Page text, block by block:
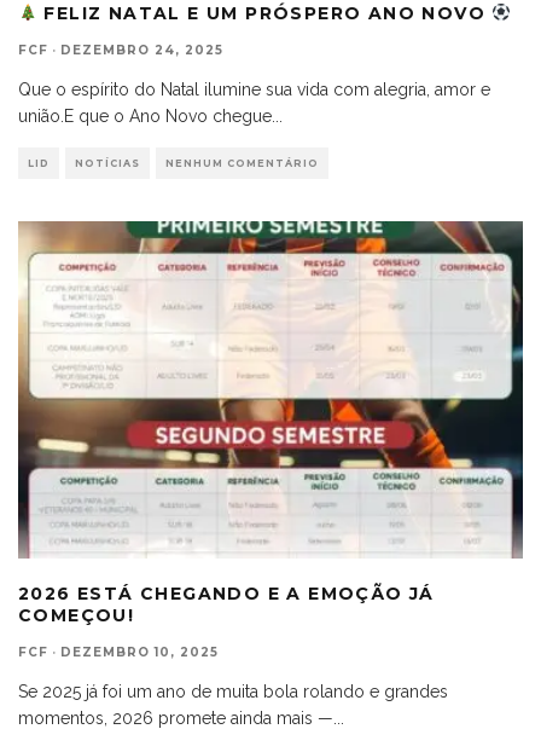
FELIZ NATAL E UM PRÓSPERO ANO NOVO
FCF · DEZEMBRO 24, 2025
Que o espírito do Natal ilumine sua vida com alegria, amor e
união.E que o Ano Novo chegue
LID NOTÍCIAS NENHUM COMENTÁRIO
2026 ESTÁ CHEGANDO E A EMOÇÃO JÁ
COMEÇOU!
FCF · DEZEMBRO 10, 2025
Se 2025 já foi um ano de muita bola rolando e grandes
momentos, 2026 promete ainda mais —